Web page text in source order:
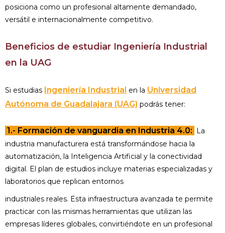
posiciona como un profesional altamente demandado,
versátil e internacionalmente competitivo.
Beneficios de estudiar Ingeniería Industrial
en la UAG
Si estudias Ingeniería Industrial en la Universidad
Autónoma de Guadalajara (UAG) podrás tener:
1.- Formación de vanguardia en Industria 4.0: La
industria manufacturera está transformándose hacia la
automatización, la Inteligencia Artificial y la conectividad
digital. El plan de estudios incluye materias especializadas y
laboratorios que replican entornos
industriales reales. Esta infraestructura avanzada te permite
practicar con las mismas herramientas que utilizan las
empresas líderes globales, convirtiéndote en un profesional